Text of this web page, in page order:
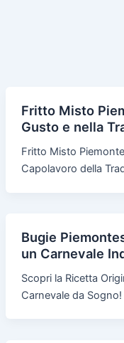
Fritto Misto
Gusto e nella
Fritto Misto
Capolavoro della
Bugie
un Carnevale
Scopri la Ricetta
Carnevale da